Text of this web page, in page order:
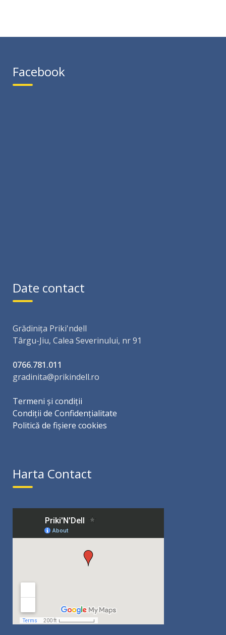
Facebook
Date contact
Grădinița Priki'ndell
Târgu-Jiu, Calea Severinului, nr 91
0766.781.011
gradinita@prikindell.ro
Termeni și condiții
Condiții de Confidențialitate
Politică de fișiere cookies
Harta Contact